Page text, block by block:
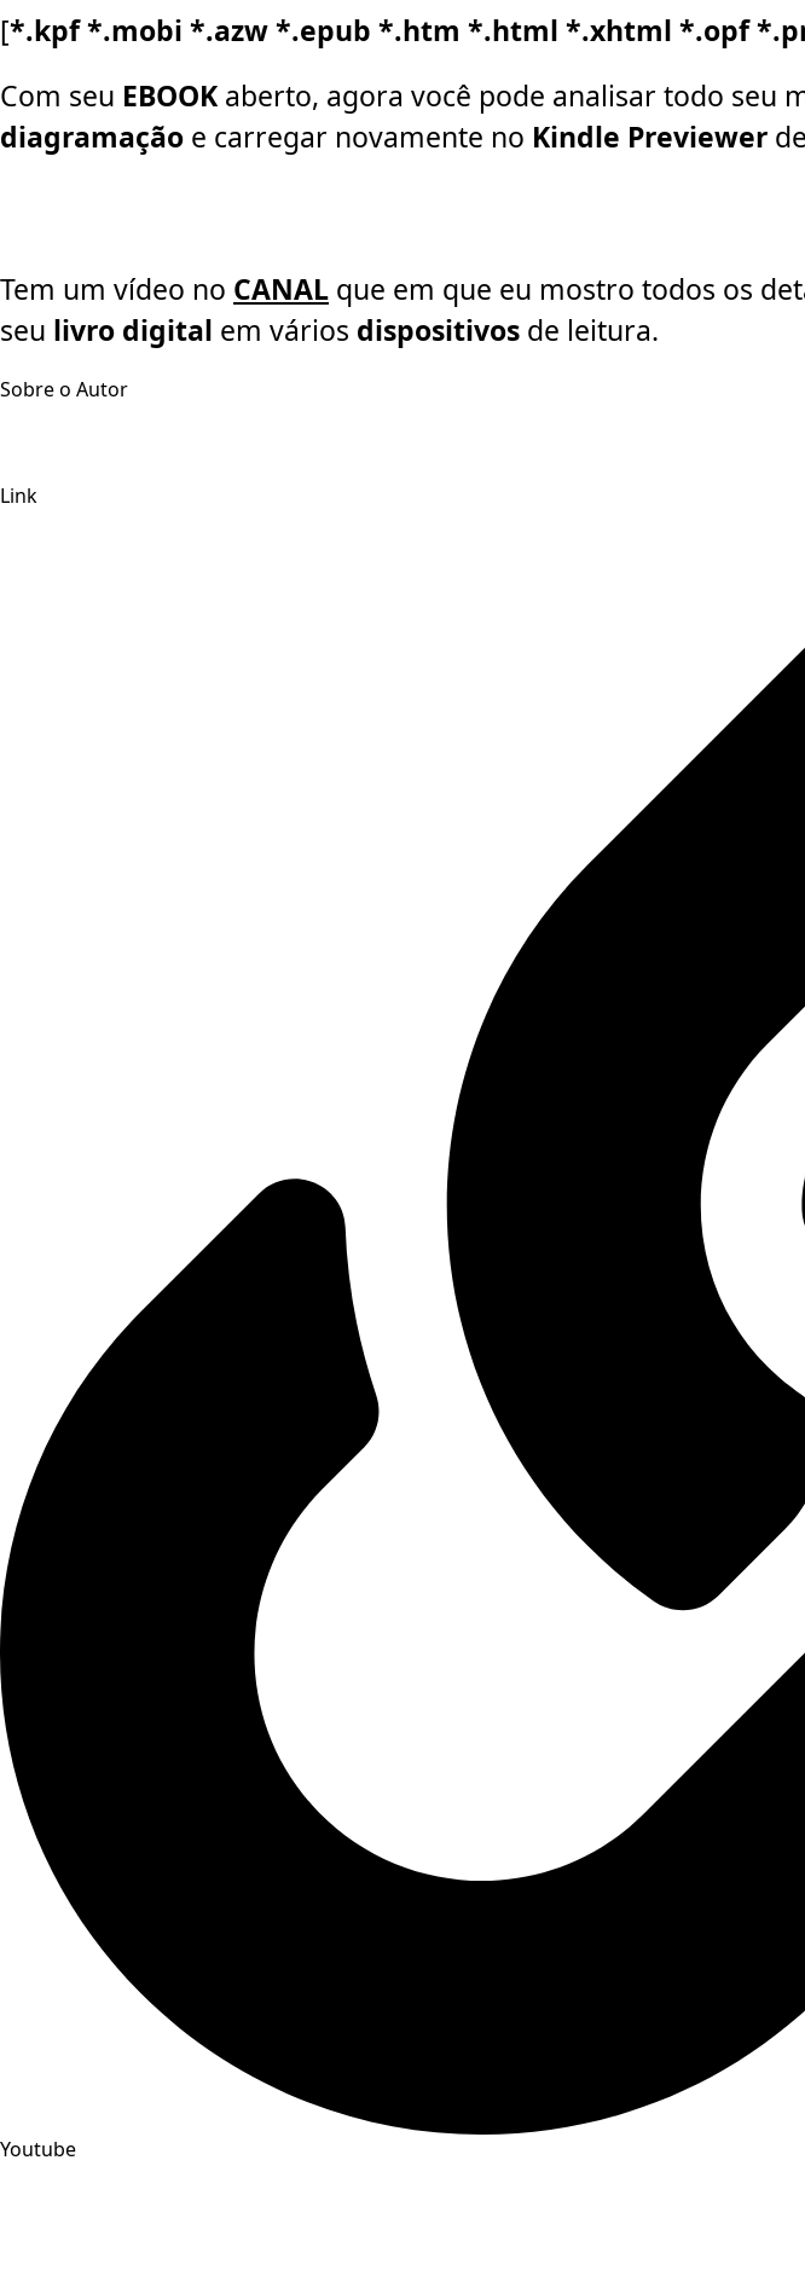
[*.kpf *.mobi *.azw *.epub *.htm *.html *.xhtml *.opf
Com seu EBOOK aberto, agora você pode analisar todo seu
diagramação e carregar novamente no Kindle Previewer
Tem um vídeo no CANAL que em que eu mostro todos os
seu livro digital em vários dispositivos de leitura.
Sobre o Autor
Link
Youtube